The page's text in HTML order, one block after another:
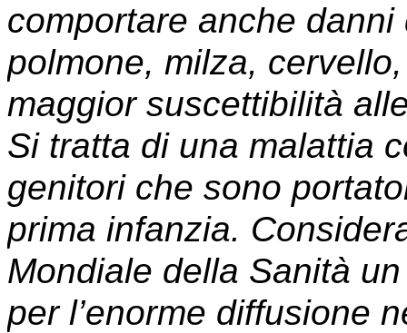
comportare anche
polmone, milza,
maggior suscettibilità
Si tratta di una malattia
genitori che sono
prima infanzia.
Mondiale della Sanità
per l’enorme diffusione